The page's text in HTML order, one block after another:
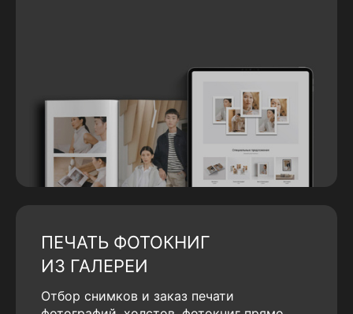
ПЕЧАТЬ ФОТОКНИГ
ИЗ ГАЛЕРЕИ
Отбор снимков и заказ печати